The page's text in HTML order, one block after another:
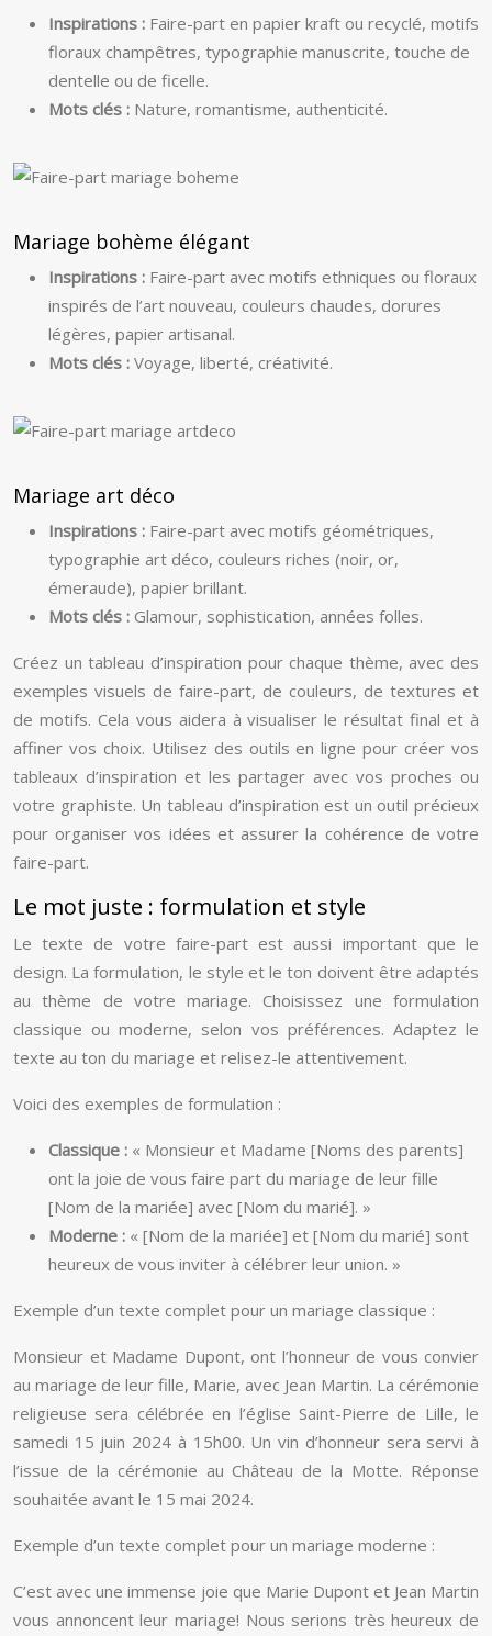
Inspirations : Faire-part en papier kraft ou recyclé, motifs
floraux champêtres, typographie manuscrite, touche de
dentelle ou de ficelle.
Mots clés : Nature, romantisme, authenticité.
Mariage bohème élégant
Inspirations : Faire-part avec motifs ethniques ou floraux
inspirés de l’art nouveau, couleurs chaudes, dorures
légères, papier artisanal.
Mots clés : Voyage, liberté, créativité.
Mariage art déco
Inspirations : Faire-part avec motifs géométriques,
typographie art déco, couleurs riches (noir, or,
émeraude), papier brillant.
Mots clés : Glamour, sophistication, années folles.
Créez un tableau d’inspiration pour chaque thème, avec des
exemples visuels de faire-part, de couleurs, de textures et
de motifs. Cela vous aidera à visualiser le résultat final et à
affiner vos choix. Utilisez des outils en ligne pour créer vos
tableaux d’inspiration et les partager avec vos proches ou
votre graphiste. Un tableau d’inspiration est un outil précieux
pour organiser vos idées et assurer la cohérence de votre
faire-part.
Le mot juste : formulation et style
Le texte de votre faire-part est aussi important que le
design. La formulation, le style et le ton doivent être adaptés
au thème de votre mariage. Choisissez une formulation
classique ou moderne, selon vos préférences. Adaptez le
texte au ton du mariage et relisez-le attentivement.
Voici des exemples de formulation :
Classique : « Monsieur et Madame [Noms des parents]
ont la joie de vous faire part du mariage de leur fille
[Nom de la mariée] avec [Nom du marié]. »
Moderne : « [Nom de la mariée] et [Nom du marié] sont
heureux de vous inviter à célébrer leur union. »
Exemple d’un texte complet pour un mariage classique :
Monsieur et Madame Dupont, ont l’honneur de vous convier
au mariage de leur fille, Marie, avec Jean Martin. La cérémonie
religieuse sera célébrée en l’église Saint-Pierre de Lille, le
samedi 15 juin 2024 à 15h00. Un vin d’honneur sera servi à
l’issue de la cérémonie au Château de la Motte. Réponse
souhaitée avant le 15 mai 2024.
Exemple d’un texte complet pour un mariage moderne :
C’est avec une immense joie que Marie Dupont et Jean Martin
vous annoncent leur mariage! Nous serions très heureux de